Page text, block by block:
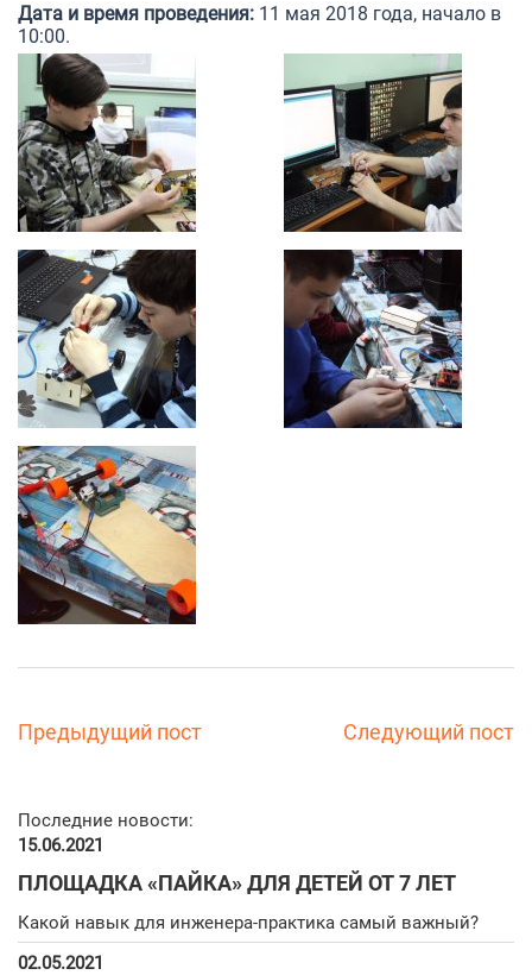
Дата и время проведения: 11 мая 2018 года, начало в
10:00.
Предыдущий пост Следующий пост
Последние новости:
15.06.2021
ПЛОЩАДКА «ПАЙКА» ДЛЯ ДЕТЕЙ ОТ 7 ЛЕТ
Какой навык для инженера-практика самый важный?
02.05.2021